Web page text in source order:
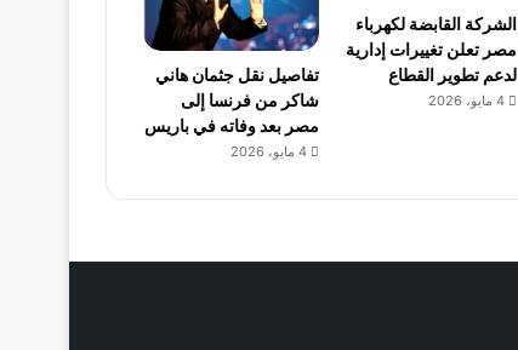
الشركة القابضة لكهرباء
مصر تعلن تغييرات إدارية
لدعم تطوير القطاع
4 مايو، 2026
تفاصيل نقل جثمان هاني
شاكر من فرنسا إلى
مصر بعد وفاته في باريس
4 مايو، 2026